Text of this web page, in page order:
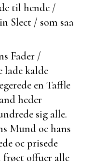
til hende /
Slect / som saa
Fader /
lade kalde
en Taffle
heder
sig alle.
Mund oc hans
oc prisede
frøct offuer alle